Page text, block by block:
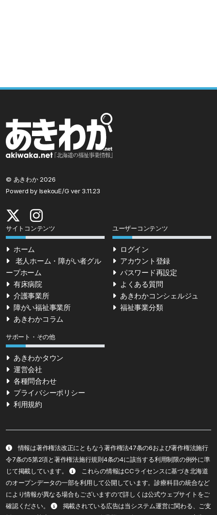
© あきわか 2026
Powerd by IsekouE/G ver 3.11.23
サイトコンテンツ
ホーム
老人ホーム・障がい者グル
ープホーム
有床病院
介護事業所
障がい福祉事業所
あきわかコラム
ユーザーコンテンツ
ログイン
アカウント登録
パスワード再設定
よくある質問
あきわかコンシェルジュ
福祉事業分類
サポート・その他
あきわかタウン
運営会社
各種問合わせ
プライバシーポリシー
利用規約
情報は著作権法改正にともなう著作権法47条の6および著作権法施行
令7条の5第2項と著作権法施行規則4条の4に該当する利用制限の例外に準
じて掲載しています。
これらの情報はCCライセンスに基づき北海道
のオープンデータの一部を利用して公開しています。診療科目の統合など
により情報が異なる場合もございますので詳しくは公式ウェブサイトをご
確認ください。
掲載されている広告は当システム運営に関わる、ご支